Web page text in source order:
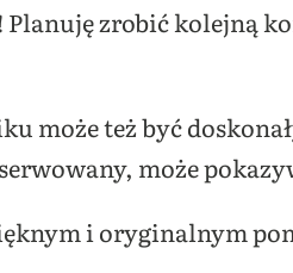
Planuję zrobić kolejną
może też być
może
i oryginalnym